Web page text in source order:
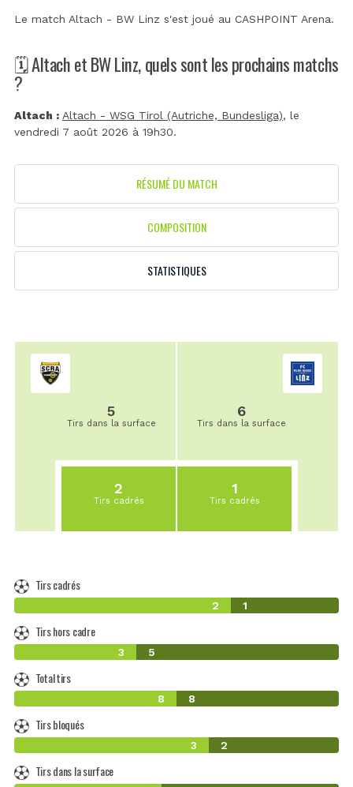
Le match Altach - BW Linz s'est joué au CASHPOINT Arena.
🗓️ Altach et BW Linz, quels sont les prochains matchs
?
Altach : Altach - WSG Tirol (Autriche, Bundesliga), le
vendredi 7 août 2026 à 19h30.
RÉSUMÉ DU MATCH
COMPOSITION
STATISTIQUES
5
Tirs dans la surface
2
Tirs cadrés
6
Tirs dans la surface
1
Tirs cadrés
Tirs cadrés
2 1
Tirs hors cadre
3 5
Total tirs
8 8
Tirs bloqués
3 2
Tirs dans la surface